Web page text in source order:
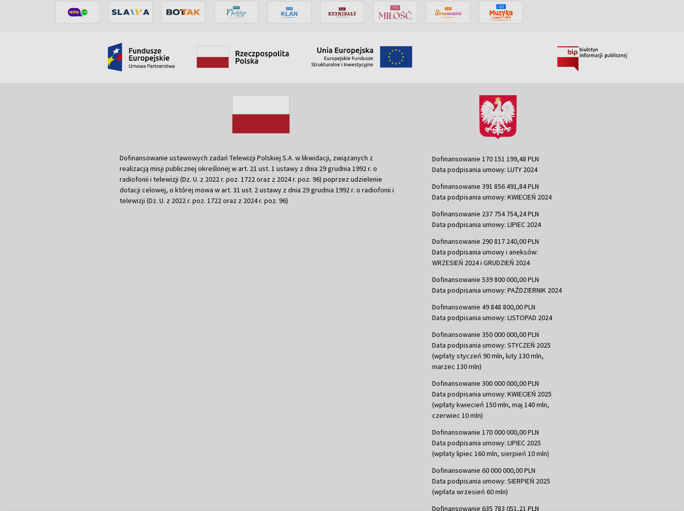
Dofinansowanie ustawowych zadań Telewizji Polskiej S.A. w likwidacji, związanych z
realizacją misji publicznej określonej w art. 21 ust. 1 ustawy z dnia 29 grudnia 1992 r. o
radiofonii i telewizji (Dz. U. z 2022 r. poz. 1722 oraz z 2024 r. poz. 96) poprzez udzielenie
dotacji celowej, o której mowa w art. 31 ust. 2 ustawy z dnia 29 grudnia 1992 r. o radiofonii i
telewizji (Dz. U. z 2022 r. poz. 1722 oraz z 2024 r. poz. 96)
Dofinansowanie 170 151 199,48 PLN
Data podpisania umowy: LUTY 2024
Dofinansowanie 391 856 491,84 PLN
Data podpisania umowy: KWIECIEŃ 2024
Dofinansowanie 237 754 754,24 PLN
Data podpisania umowy: LIPIEC 2024
Dofinansowanie 290 817 240,00 PLN
Data podpisania umowy i aneksów:
WRZESIEŃ 2024 i GRUDZIEŃ 2024
Dofinansowanie 539 800 000,00 PLN
Data podpisania umowy: PAŹDZIERNIK 2024
Dofinansowanie 49 848 800,00 PLN
Data podpisania umowy: LISTOPAD 2024
Dofinansowanie 350 000 000,00 PLN
Data podpisania umowy: STYCZEŃ 2025
(wpłaty styczeń 90 mln, luty 130 mln,
marzec 130 mln)
Dofinansowanie 300 000 000,00 PLN
Data podpisania umowy: KWIECIEŃ 2025
(wpłaty kwiecień 150 mln, maj 140 mln,
czerwiec 10 mln)
Dofinansowanie 170 000 000,00 PLN
Data podpisania umowy: LIPIEC 2025
(wpłaty lipiec 160 mln, sierpień 10 mln)
Dofinansowanie 60 000 000,00 PLN
Data podpisania umowy: SIERPIEŃ 2025
(wpłata wrzesień 60 mln)
Dofinansowanie 635 783 051,21 PLN